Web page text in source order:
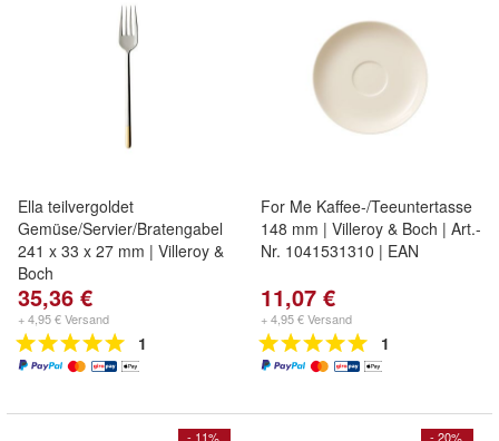
Ella teilvergoldet
Gemüse/Servier/Bratengabel
241 x 33 x 27 mm | Villeroy &
Boch
35,36 €
+ 4,95 € Versand
1
For Me Kaffee-/Teeuntertasse
148 mm | Villeroy & Boch | Art.-
Nr. 1041531310 | EAN
11,07 €
+ 4,95 € Versand
1
- 11% - 20%